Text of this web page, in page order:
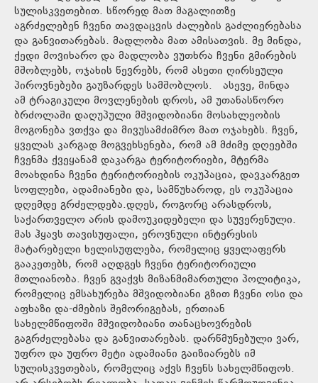
სულისკვეთებით. სწორედ მათ მაგალითზე
აგრძელებენ ჩვენი თავდაცვის ძალების გაძლიერებასა
და განვითარებას. მადლობა მათ ამისათვის. მე მინდა,
ქედი მოვიხარო და მადლობა ვუთხრა ჩვენი გმირების
მშობლებს, ოჯახის წევრებს, რომ ასეთი ღირსეული
პიროვნებები გაუზარდეს სამშობლოს. ასევე, მინდა
ამ ტრაგიკული მოვლენების დროს, ამ უთანასწორო
ბრძოლაში დაღუპული მშვიდობიანი მოსახლეობის
მოგონება ვთქვა და მივუსამძიმრო მათ ოჯახებს. ჩვენ,
ყველას კარგად მოგვეხსენება, რომ ამ მძიმე დღეებში
ჩვენმა ქვეყანამ დაკარგა ტერიტორიები, მტერმა
მოახდინა ჩვენი ტერიტორიების ოკუპაცია, დავკარგეთ
სოფლები, ადამიანები და, სამწუხაროდ, ეს ოკუპაცია
დღემდე გრძელდება.დღეს, როგორც არასდროს,
საქართველო არის დამოუკიდებელი და სუვერენული.
მას ჰყავს თავისუფალი, ეროვნული ინტერესის
მატარებელი ხელისუფლება, რომელიც ყველაფერს
გააკეთებს, რომ აღდგეს ჩვენი ტერიტორიული
მთლიანობა. ჩვენ გვაქვს მიზანმიმართული პოლიტიკა,
რომელიც ემსახურება მშვიდობიანი გზით ჩვენი ოსი და
აფხაზი და-ძმების შემორიგებას, ერთიან
სახელმწიფოში მშვიდობიანი თანაცხოვრების
გაგრძელებასა და განვითარებას. დარწმუნებული ვარ,
უფრო და უფრო მეტი ადამიანი გაიზიარებს იმ
სულისკვეთებას, რომელიც აქვს ჩვენს სახელმწიფოს.